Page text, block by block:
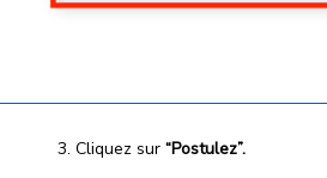
Cliquez sur “Postulez”.